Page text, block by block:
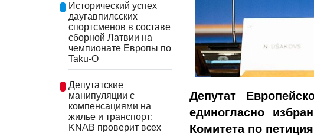
Исторический успех
даугавпилсских
спортсменов в составе
сборной Латвии на
чемпионате Европы по
Taku-O
Депутатские
манипуляции с
компенсациями на
жилье и транспорт:
KNAB проверит всех
Депутат
единогласно
Комитета по